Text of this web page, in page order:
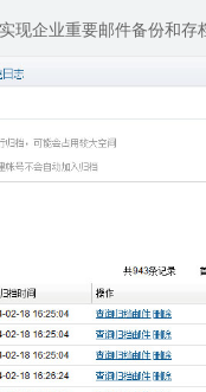
企业重要邮件备份和